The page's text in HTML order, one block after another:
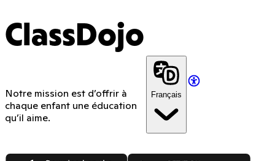
ClassDojo
Notre mission est d’offrir à
chaque enfant une éducation
qu’il aime.
Français